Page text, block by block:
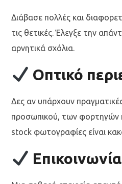
Διάβασε πολλές και
τις θετικές. Έλεγξε την
αρνητικά σχόλια.
Οπτικό
Δες αν υπάρχουν
προσωπικού, των φορτηγών
stock φωτογραφίες είναι
Επικοινωνία